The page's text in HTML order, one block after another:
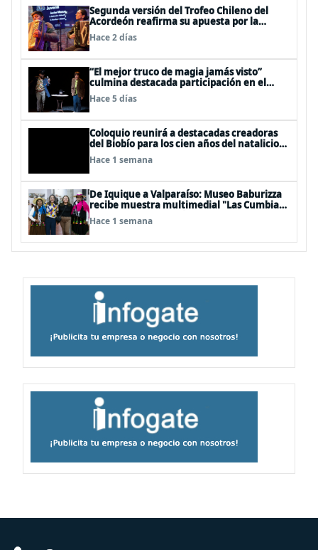
Segunda versión del Trofeo Chileno del
Acordeón reafirma su apuesta por la
profesionalización del instrumento en
Chile
Hace 2 días
“El mejor truco de magia jamás visto”
culmina destacada participación en el
Festival Off Avignon 2026
Hace 5 días
Coloquio reunirá a destacadas creadoras
del Biobío para los cien años del natalicio
del artista textil y artesano tomecino
Héctor Herrera “El Pajarero”
Hace 1 semana
De Iquique a Valparaíso: Museo Baburizza
recibe muestra multimedial "Las Cumbias
que escuchamos allá arriba"
Hace 1 semana